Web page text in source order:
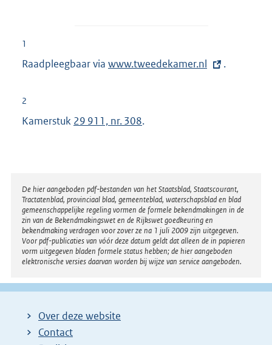
1
Raadpleegbaar via E
r
i
n
k
:
www.tweedekamer.nl .
2
Kamerstuk 29 911, nr. 308.
Disclaimer
De hier aangeboden pdf-bestanden van het Staatsblad, Staatscourant,
Tractatenblad, provinciaal blad, gemeenteblad, waterschapsblad en blad
gemeenschappelijke regeling vormen de formele bekendmakingen in de
zin van de Bekendmakingswet en de Rijkswet goedkeuring en
bekendmaking verdragen voor zover ze na 1 juli 2009 zijn uitgegeven.
Voor pdf-publicaties van vóór deze datum geldt dat alleen de in papieren
vorm uitgegeven bladen formele status hebben; de hier aangeboden
elektronische versies daarvan worden bij wijze van service aangeboden.
Over deze website
Contact